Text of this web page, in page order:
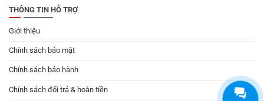
THÔNG TIN HỖ TRỢ
Giới thiệu
Chính sách bảo mật
Chính sách bảo hành
Chính sách đổi trả & hoàn tiền